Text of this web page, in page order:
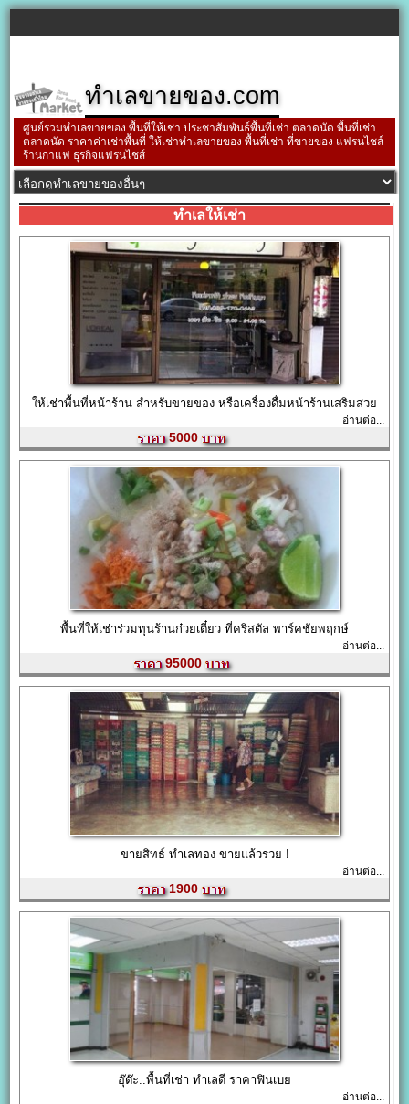
ทำเลขายของ.com
ศูนย์รวมทำเลขายของ พื้นที่ให้เช่า ประชาสัมพันธ์พื้นที่เช่า ตลาดนัด พื้นที่เช่า
ตลาดนัด ราคาค่าเช่าพื้นที่ ให้เช่าทำเลขายของ พื้นที่เช่า ที่ขายของ แฟรนไชส์
ร้านกาแฟ ธุรกิจแฟรนไชส์
ทำเลให้เช่า
ให้เช่าพื้นที่หน้าร้าน สำหรับขายของ หรือเครื่องดื่มหน้าร้านเสริมสวย
อ่านต่อ...
5000
พื้นที่ให้เช่าร่วมทุนร้านก๋วยเตี๋ยว ที่คริสตัล พาร์คชัยพฤกษ์
อ่านต่อ...
95000
ขายสิทธ์ ทำเลทอง ขายแล้วรวย !
อ่านต่อ...
1900
อุ๊ต๊ะ..พื้นที่เช่า ทำเลดี ราคาฟินเบย
อ่านต่อ...